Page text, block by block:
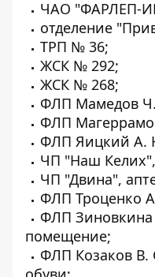
ЧАО "ФАРЛЕП-
отделение
ТРП № 36;
ЖСК № 292;
ЖСК № 268;
ФЛП Мамедов
ФЛП
ФЛП Яицкий А.
ЧП "Наш
ЧП "Двина",
ФЛП Троценко
ФЛП Зиновкина
помещение;
ФЛП Козаков В.